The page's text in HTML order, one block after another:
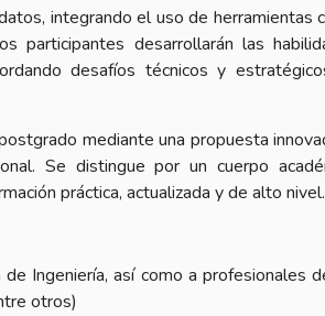
integrando el uso de herramientas
participantes desarrollarán las
desafíos técnicos y
mediante una propuesta
Se distingue por un cuerpo
práctica, actualizada y de alto nivel.
Ingeniería, así como a profesionales
otros)